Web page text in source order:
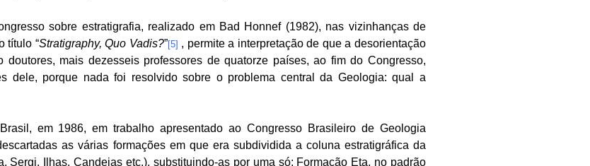
sobre estratigrafia, realizado em Bad Honnef (1982), nas vizinhanças de
título “Stratigraphy, Quo Vadis?”[5] , permite a interpretação de que a desorientação
mais dezesseis professores de quatorze países, ao fim do Congresso,
dele, porque nada foi resolvido sobre o problema central da Geologia: qual a
em 1986, em trabalho apresentado ao Congresso Brasileiro de Geologia
as várias formações em que era subdividida a coluna estratigráfica da
Sergi, Ilhas, Candeias etc.), substituindo-as por uma só: Formação Eta, no padrão